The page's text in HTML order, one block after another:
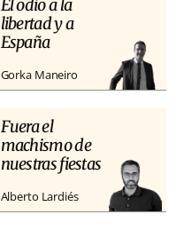
El odio a la
libertad y a
España
Gorka Maneiro
Fuera el
machismo de
nuestras fiestas
Alberto Lardiés